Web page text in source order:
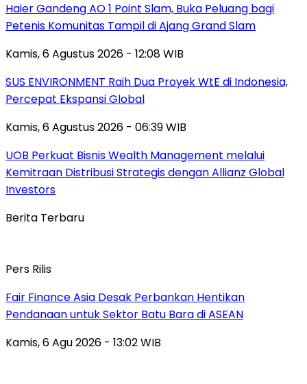
Haier Gandeng AO 1 Point Slam, Buka Peluang bagi
Petenis Komunitas Tampil di Ajang Grand Slam
Kamis, 6 Agustus 2026 - 12:08 WIB
SUS ENVIRONMENT Raih Dua Proyek WtE di Indonesia,
Percepat Ekspansi Global
Kamis, 6 Agustus 2026 - 06:39 WIB
UOB Perkuat Bisnis Wealth Management melalui
Kemitraan Distribusi Strategis dengan Allianz Global
Investors
Berita Terbaru
Pers Rilis
Fair Finance Asia Desak Perbankan Hentikan
Pendanaan untuk Sektor Batu Bara di ASEAN
Kamis, 6 Agu 2026 - 13:02 WIB